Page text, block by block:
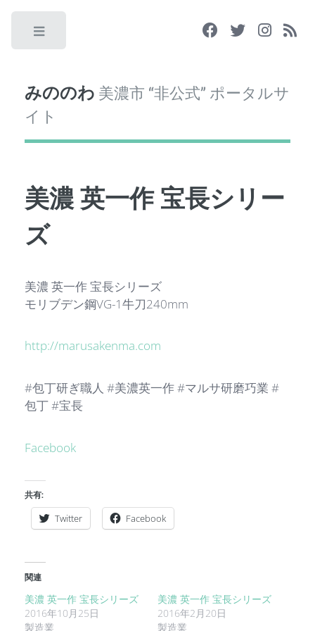
みののわ 美濃市 “非公式” ポータルサ
イト
美濃 英一作 宝長シリー
ズ
美濃 英一作 宝長シリーズ
モリブデン鋼VG-1牛刀240mm
http://marusakenma.com
#包丁研ぎ職人 #美濃英一作 #マルサ研磨巧業 #
包丁 #宝長
Facebook
共有:
Twitter Facebook
関連
美濃 英一作 宝長シリーズ
2016年10月25日
製造業
美濃 英一作 宝長シリーズ
2016年2月20日
製造業
Toggle